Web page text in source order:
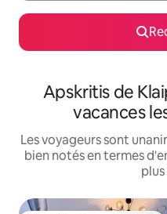
Apskritis de
vacances
Les voyageurs sont
bien notés en termes